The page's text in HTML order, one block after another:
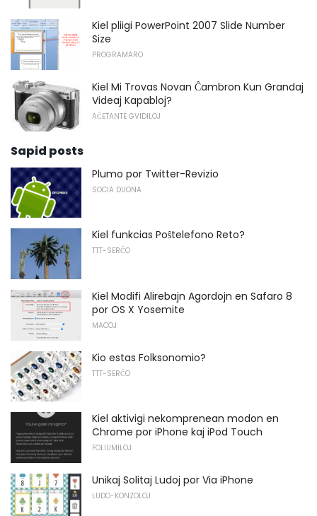
Kiel pliigi PowerPoint 2007 Slide Number
Size
PROGRAMARO
Kiel Mi Trovas Novan Ĉambron Kun Grandaj
Videaj Kapabloj?
AĈETANTE GVIDILOJ
Sapid posts
Plumo por Twitter-Revizio
SOCIA DUONA
Kiel funkcias Poŝtelefono Reto?
TTT-SERĈO
Kiel Modifi Alirebajn Agordojn en Safaro 8
por OS X Yosemite
MACOJ
Kio estas Folksonomio?
TTT-SERĈO
Kiel aktivigi nekomprenean modon en
Chrome por iPhone kaj iPod Touch
FOLIUMILOJ
Unikaj Solitaj Ludoj por Via iPhone
LUDO-KONZOLOJ